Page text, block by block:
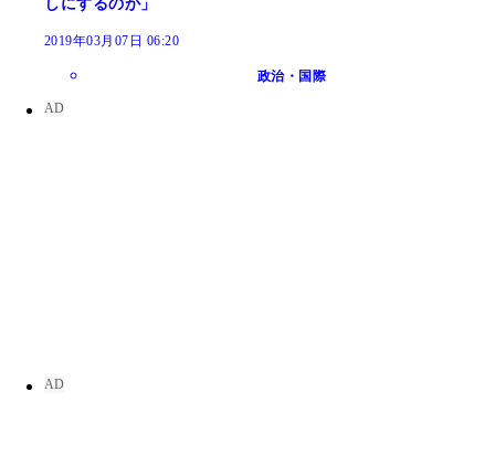
しにするのか」
2019年03月07日 06:20
政治・国際